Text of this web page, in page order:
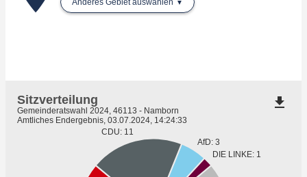
Anderes Gebiet auswählen
CDU: 11
AfD: 3
DIE LINKE: 1
Sitzverteilung
Gemeinderatswahl 2024, 46113 - Namborn
Amtliches Endergebnis, 03.07.2024, 14:24:33
file_download